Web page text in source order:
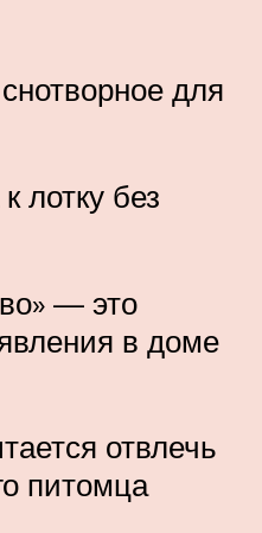
для
лотку без
— это
в доме
отвлечь
питомца